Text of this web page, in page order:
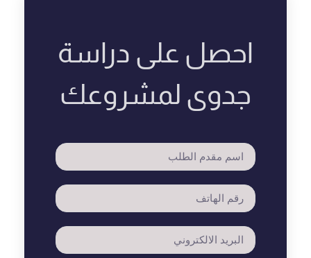
احصل على دراسة
جدوى لمشروعك